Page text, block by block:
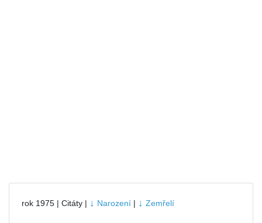
rok 1975 | Citáty | ↓ Narození | ↓ Zemřelí